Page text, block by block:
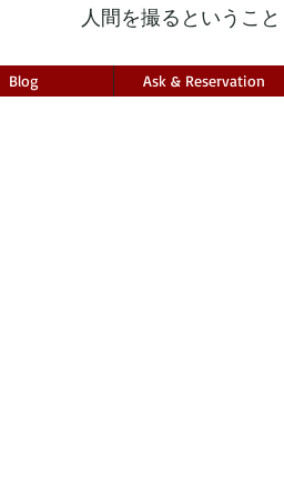
人間を撮るということ
Blog Ask & Reservation